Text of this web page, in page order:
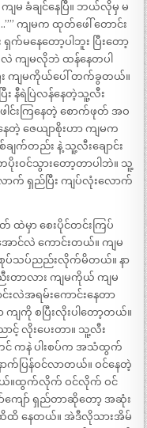
ျမ ခံချင်နေပြီ။ ဘယ်လိုမှ မ
ကျမက ထုတ်ဖေါ် တောင်း
မနေတော့ပါဘူး ပြီးတော့
ကျမလိုဘဲ ထန်နေတပါ
း ကျမကိုယ်ပေါ် တက်ခွတယ်။
နီရဲပြဲလန်နေတဲ့သူ့လီး
င်းကြနေတဲ့ စောက်ဖုတ် အဝ
ဇေယျာစိုးဟာ ကျမက
က်တည်း နဲ့ သူ့လီးချောင်း
ပိုးဝင်သွားတော့တာပါဘဲ။ သူ့
က် ရှည်ပြီး ကျပ်လုံးလောက်
မှာ စေးပိုင်တင်းကြပ်
ောင်လဲ ကောင်းတယ်။ ကျမ
စုပ်သပ်ညည်းလိုက်မိတယ်။ နာ
းတာလား ကျမကိုယ် ကျမ
င်းလဲအရမ်းကောင်းနေတာ
ကျကို စပြီးလိုးပါတော့တယ်။
ောင့် လိုးပေးတာ။ သူ့လီး
င် ကနဲ ပါးစပ်က အသံထွက်
က်ပြန်ဝင်လာတယ်။ ဝင်နေတဲ့
ယ်။ထွက်လိုက် ဝင်လိုက် ဝင်
ော် ရှည်တာဆိုတော့ အဆုံး
ထိ နေတယ်။ အဲဒီလိုသားအိမ်